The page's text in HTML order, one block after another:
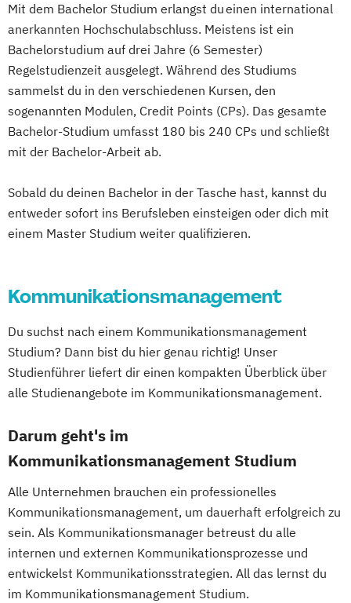
Mit dem Bachelor Studium erlangst du einen international
anerkannten Hochschulabschluss. Meistens ist ein
Bachelorstudium auf drei Jahre (6 Semester)
Regelstudienzeit ausgelegt. Während des Studiums
sammelst du in den verschiedenen Kursen, den
sogenannten Modulen, Credit Points (CPs). Das gesamte
Bachelor-Studium umfasst 180 bis 240 CPs und schließt
mit der Bachelor-Arbeit ab.
Sobald du deinen Bachelor in der Tasche hast, kannst du
entweder sofort ins Berufsleben einsteigen oder dich mit
einem Master Studium weiter qualifizieren.
Kommunikationsmanagement
Du suchst nach einem Kommunikationsmanagement
Studium? Dann bist du hier genau richtig! Unser
Studienführer liefert dir einen kompakten Überblick über
alle Studienangebote im Kommunikationsmanagement.
Darum geht's im
Kommunikationsmanagement Studium
Alle Unternehmen brauchen ein professionelles
Kommunikationsmanagement, um dauerhaft erfolgreich zu
sein. Als Kommunikationsmanager betreust du alle
internen und externen Kommunikationsprozesse und
entwickelst Kommunikationsstrategien. All das lernst du
im Kommunikationsmanagement Studium.